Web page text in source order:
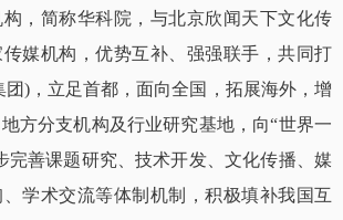
，简称华科院，与北京欣闻天下文化传
媒机构，优势互补、强强联手，共同打
)，立足首都，面向全国，拓展海外，增
方分支机构及行业研究基地，向“世界一
完善课题研究、技术开发、文化传播、媒
学术交流等体制机制，积极填补我国互